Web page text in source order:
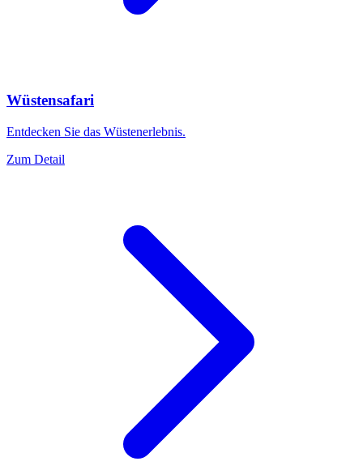
Wüstensafari
Entdecken Sie das Wüstenerlebnis.
Zum Detail